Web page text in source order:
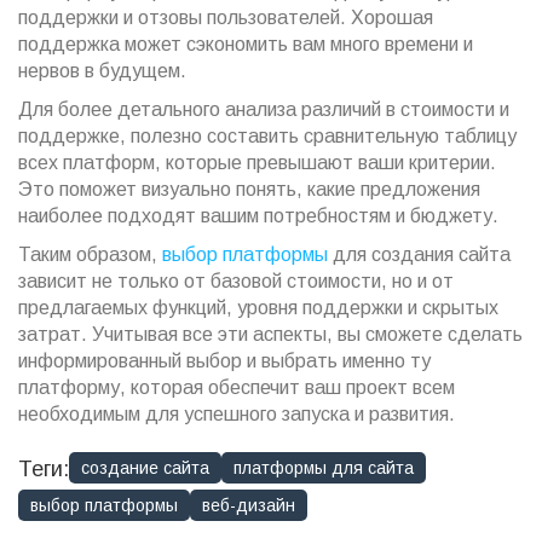
поддержки и отзовы пользователей. Хорошая
поддержка может сэкономить вам много времени и
нервов в будущем.
Для более детального анализа различий в стоимости и
поддержке, полезно составить сравнительную таблицу
всех платформ, которые превышают ваши критерии.
Это поможет визуально понять, какие предложения
наиболее подходят вашим потребностям и бюджету.
Таким образом, выбор платформы для создания сайта
зависит не только от базовой стоимости, но и от
предлагаемых функций, уровня поддержки и скрытых
затрат. Учитывая все эти аспекты, вы сможете сделать
информированный выбор и выбрать именно ту
платформу, которая обеспечит ваш проект всем
необходимым для успешного запуска и развития.
Теги: создание сайта
платформы для сайта
выбор платформы
веб-дизайн